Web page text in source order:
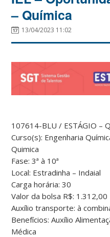
– Química
13/04/2023 11:02
107614-BLU / ESTÁGIO –
Curso(s): Engenharia
Quimica
Fase: 3ª à 10ª
Local: Estradinha – Indaial
Carga horária: 30
Valor da bolsa R$: 1.312,00
Auxílio transporte: à
Benefícios: Auxílio
Médica